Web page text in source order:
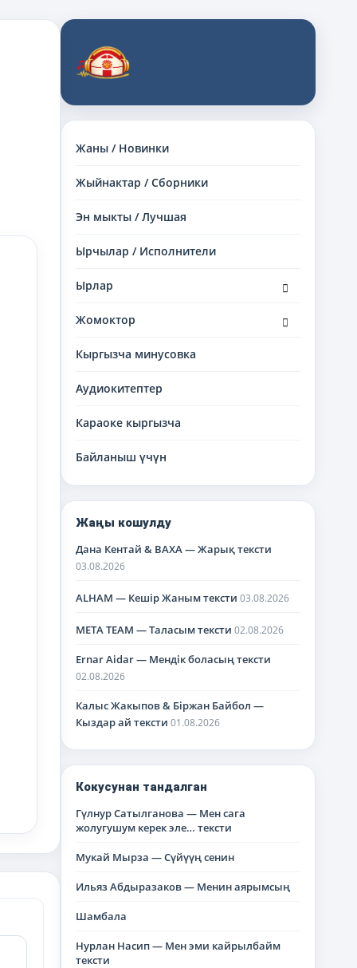
Жаны / Новинки
Жыйнактар / Сборники
Эн мыкты / Лучшая
Ырчылар / Исполнители
Ырлар
дочернее
Жомоктор
дочернее
Кыргызча минусовка
Аудиокитептер
Караоке кыргызча
Байланыш үчүн
Жаңы кошулду
Дана Кентай & BAXA — Жарық тексти
03.08.2026
ALHAM — Кешір Жаным тексти 03.08.2026
META TEAM — Таласым тексти 02.08.2026
Ernar Aidar — Мендік боласың тексти
02.08.2026
Калыс Жакыпов & Біржан Байбол —
Кыздар ай тексти 01.08.2026
Кокусунан тандалган
Гүлнур Сатылганова — Мен сага
жолугушум керек эле… тексти
Мукай Мырза — Сүйүүң сенин
Ильяз Абдыразаков — Менин аярымсың
Шамбала
Нурлан Насип — Мен эми кайрылбайм
тексти